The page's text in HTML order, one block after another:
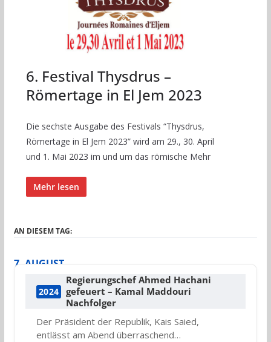
6. Festival Thysdrus –
Römertage in El Jem 2023
Die sechste Ausgabe des Festivals “Thysdrus,
Römertage in El Jem 2023” wird am 29., 30. April
und 1. Mai 2023 im und um das römische Mehr
Mehr lesen
AN DIESEM TAG:
7. AUGUST
2024
Regierungschef Ahmed Hachani
gefeuert – Kamal Maddouri
Nachfolger
Der Präsident der Republik, Kais Saied,
entlässt am Abend überraschend…